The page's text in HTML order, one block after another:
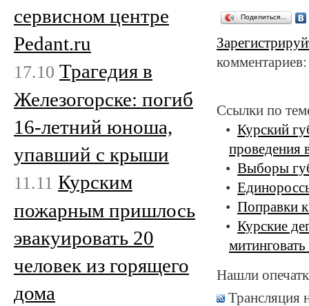
Поделиться…
Ссылки по
Курский
проведения
Выборы
Поправки
Курские
Нашли
Трансляция
сервисном центре
Pedant.ru
17.10 Трагедия в
Железогорске: погиб
16-летний юноша,
упавший с крыши
11.11 Курским
пожарным пришлось
эвакуировать 20
человек из горящего
дома